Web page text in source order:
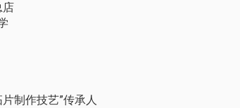
店
制作技艺”传承人